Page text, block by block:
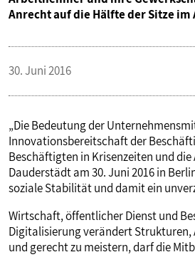
Anrecht auf die Hälfte der Sitze
30. Juni 2016
„Die Bedeutung der
Innovationsbereitschaft der
Beschäftigten in Krisenzeiten und
Dauderstädt am 30. Juni 2016 in
soziale Stabilität und damit ein
Wirtschaft, öffentlicher Dienst und
Digitalisierung verändert Strukturen,
und gerecht zu meistern, darf die